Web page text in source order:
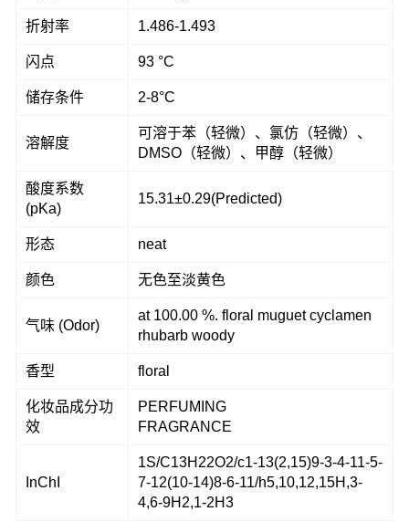
折射率 1.486-1.493
闪点 93 °C
储存条件 2-8°C
溶解度
可溶于苯（轻微）、氯仿（轻微）、
DMSO（轻微）、甲醇（轻微）
酸度系数
(pKa)
15.31±0.29(Predicted)
形态 neat
颜色 无色至淡黄色
气味 (Odor)
at 100.00 %. floral muguet cyclamen
rhubarb woody
香型 floral
化妆品成分功
效
PERFUMING
FRAGRANCE
InChI
1S/C13H22O2/c1-13(2,15)9-3-4-11-5-
7-12(10-14)8-6-11/h5,10,12,15H,3-
4,6-9H2,1-2H3